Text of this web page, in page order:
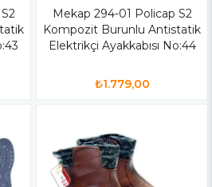
Mekap 294-01 Policap S2
Kompozit Burunlu Antistatik
Elektrikçi Ayakkabısı No:44
₺1.779,00